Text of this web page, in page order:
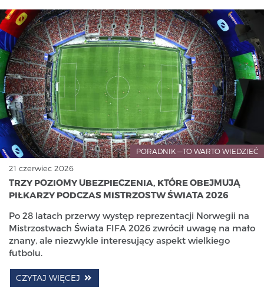
PORADNIK —TO WARTO WIEDZIEĆ
21 czerwiec 2026
TRZY POZIOMY UBEZPIECZENIA, KTÓRE OBEJMUJĄ
PIŁKARZY PODCZAS MISTRZOSTW ŚWIATA 2026
Po 28 latach przerwy występ reprezentacji Norwegii na
Mistrzostwach Świata FIFA 2026 zwrócił uwagę na mało
znany, ale niezwykle interesujący aspekt wielkiego
futbolu.
CZYTAJ WIĘCEJ